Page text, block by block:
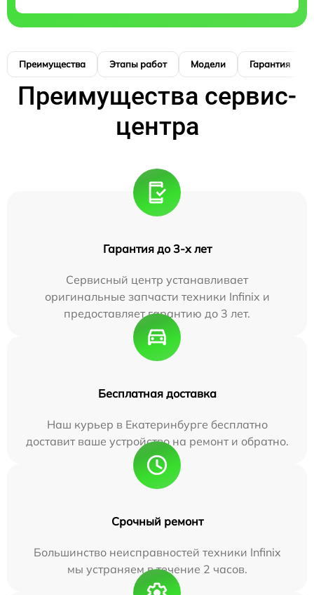
Преимущества Этапы работ Модели Гарантия
Преимущества сервис-
центра
Гарантия до 3-х лет
Сервисный центр устанавливает
оригинальные запчасти техники Infinix и
предоставляет гарантию до 3 лет.
Бесплатная доставка
Наш курьер в Екатеринбурге бесплатно
доставит ваше устройство на ремонт и обратно.
Срочный ремонт
Большинство неисправностей техники Infinix
мы устраняем в течение 2 часов.